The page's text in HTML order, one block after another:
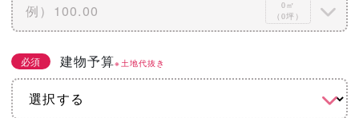
0㎡
（0坪）
必須 建物予算※土地代抜き